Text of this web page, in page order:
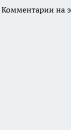
Комментарии на